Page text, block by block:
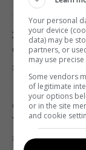
19:57 суббота, 08
Россияне
дроном,
до 560 км/ч
19:57 суббота, 08
Люди,
успешные
Запретные
что
8 августа 2026,
Опасается
Украине в
8 августа 2026,
Your personal
your device
data) may be
partners, or
may use
Some vendors
of legitimate
your options
or in the site
and cookie